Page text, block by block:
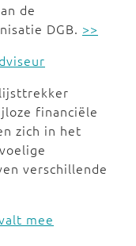
de
DGB. >>
financiële
zich in het
verschillende
mee